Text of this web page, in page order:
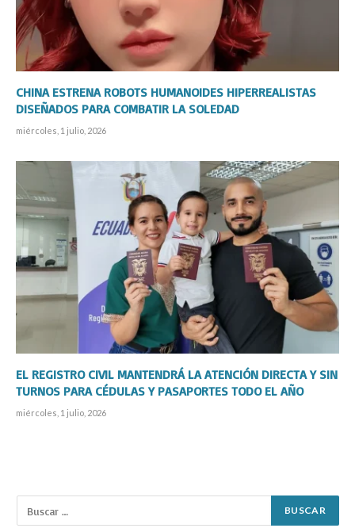
CHINA ESTRENA ROBOTS HUMANOIDES HIPERREALISTAS
DISEÑADOS PARA COMBATIR LA SOLEDAD
miércoles, 1 julio, 2026
EL REGISTRO CIVIL MANTENDRÁ LA ATENCIÓN DIRECTA Y SIN
TURNOS PARA CÉDULAS Y PASAPORTES TODO EL AÑO
miércoles, 1 julio, 2026